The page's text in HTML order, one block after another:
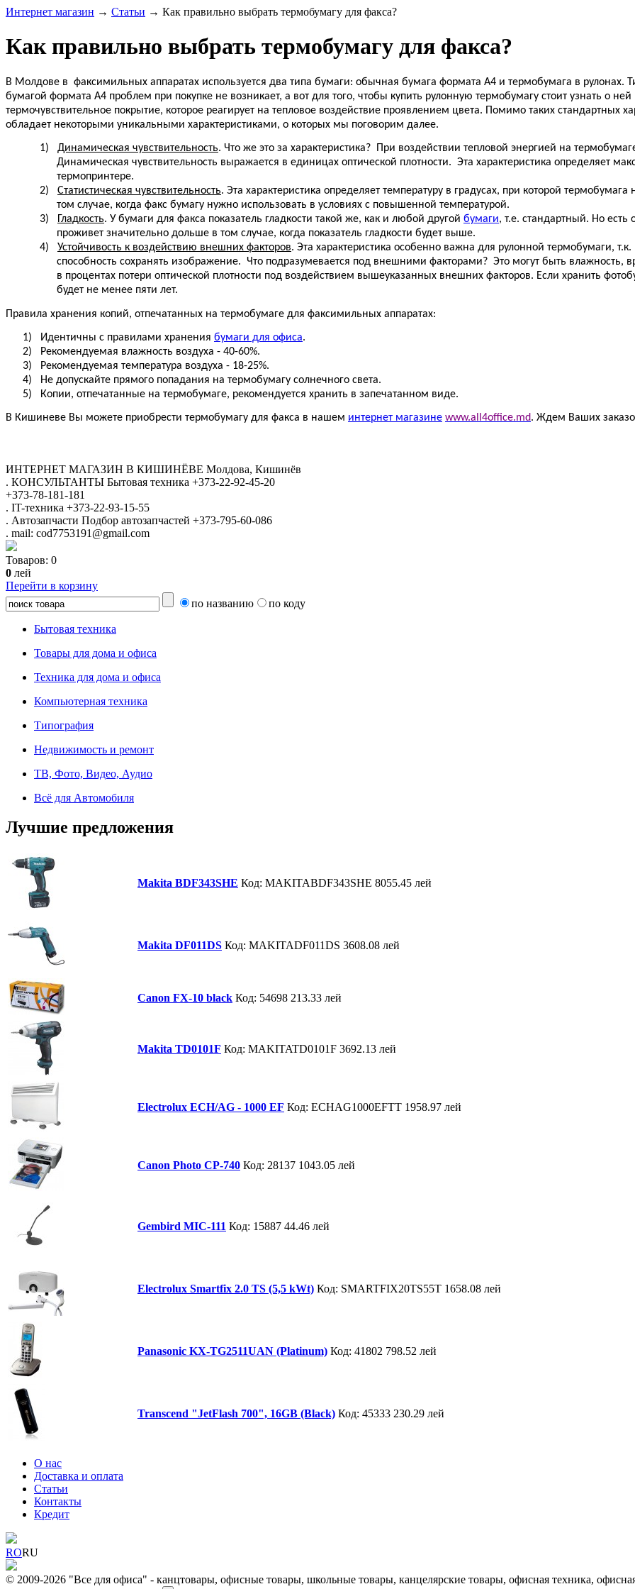
Интернет магазин → Статьи → Как правильно выбрать термобумагу для факса?
Как правильно выбрать термобумагу для факса?
В Молдове в факсимильных аппаратах используется два типа бумаги: обычная бумага формата A4 и термобумага в рулонах.
бумагой формата A4 проблем при покупке не возникает, а вот для того, чтобы купить рулонную термобумагу стоит узнать о
термочувствительное покрытие, которое реагирует на тепловое воздействие проявлением цвета. Помимо таких стандартных
обладает некоторыми уникальными характеристиками, о которых мы поговорим далее.
1) Динамическая чувствительность. Что же это за характеристика? При воздействии тепловой энергией на
Динамическая чувствительность выражается в единицах оптической плотности. Эта характеристика определяет
термопринтере.
2)
Статистическая чувствительность. Эта характеристика определяет температуру в градусах, при которой
том случае, когда факс бумагу нужно использовать в условиях с повышенной температурой.
3)
Гладкость. У бумаги для факса показатель гладкости такой же, как и любой другой бумаги, т.е. стандартный. Но
проживет значительно дольше в том случае, когда показатель гладкости будет выше.
4)
Устойчивость к воздействию внешних факторов. Эта характеристика особенно важна для рулонной термобумаги, т.к.
способность сохранять изображение. Что подразумевается под внешними факторами? Это могут быть влажность,
в процентах потери оптической плотности под воздействием вышеуказанных внешних факторов. Если хранить
будет не менее пяти лет.
Правила хранения копий, отпечатанных на термобумаге для факсимильных аппаратах:
1) Идентичны с правилами хранения бумаги для офиса.
2)
Рекомендуемая влажность воздуха - 40-60%.
3)
Рекомендуемая температура воздуха - 18-25%.
4)
Не допускайте прямого попадания на термобумагу солнечного света.
5)
Копии, отпечатанные на термобумаге, рекомендуется хранить в запечатанном виде.
В Кишиневе Вы можете приобрести термобумагу для факса в нашем интернет магазине www.all4office.md. Ждем Ваших
ИНТЕРНЕТ МАГАЗИН В КИШИНЁВЕ Молдова, Кишинёв
. КОНСУЛЬТАНТЫ Бытовая техника +373-22-92-45-20
+373-78-181-181
. IT-техника +373-22-93-15-55
. Автозапчасти Подбор автозапчастей +373-795-60-086
. mail: cod7753191@gmail.com
Товаров: 0
0 лей
Перейти в корзину
по названию
по коду
Бытовая техника
Товары для дома и офиса
Техника для дома и офиса
Компьютерная техника
Типография
Недвижимость и ремонт
ТВ, Фото, Видео, Аудио
Всё для Автомобиля
Лучшие предложения
Makita BDF343SHE Код: MAKITABDF343SHE 8055.45 лей
Makita DF011DS Код: MAKITADF011DS 3608.08 лей
Canon FX-10 black Код: 54698 213.33 лей
Makita TD0101F Код: MAKITATD0101F 3692.13 лей
Electrolux ECH/AG - 1000 EF Код: ECHAG1000EFTT 1958.97 лей
Canon Photo СP-740 Код: 28137 1043.05 лей
Gembird MIC-111 Код: 15887 44.46 лей
Electrolux Smartfix 2.0 TS (5,5 kWt) Код: SMARTFIX20TS55T 1658.08 лей
Panasonic KX-TG2511UAN (Platinum) Код: 41802 798.52 лей
Transcend "JetFlash 700", 16GB (Black) Код: 45333 230.29 лей
О нас
Доставка и оплата
Статьи
Контакты
Кредит
RORU
© 2009-2026 "Все для офиса" - канцтовары, офисные товары, школьные товары, канцелярские товары, офисная техника,